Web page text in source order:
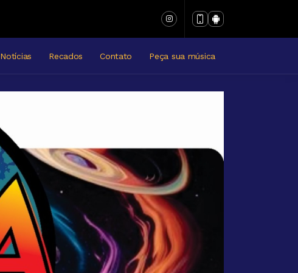
Notícias Recados Contato Peça sua música